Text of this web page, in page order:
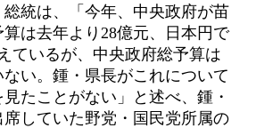
総統は、「今年、中央政府が苗
は去年より 28億元、日本円で
ているが、中央政府総予算は
い。鍾・県長がこれについて
たことがない」と述べ、鍾・
していた野党・国民党所属の